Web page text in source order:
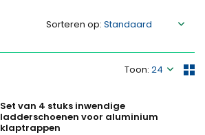
Toon:
Sorteren op:
Set van 4 stuks inwendige
ladderschoenen voor aluminium
klaptrappen